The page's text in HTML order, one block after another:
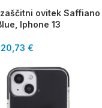
ovitek Saffiano
Iphone 13
20,73 €